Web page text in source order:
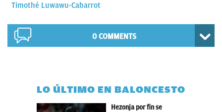
Timothé Luwawu-Cabarrot
0 COMMENTS
LO ÚLTIMO EN BALONCESTO
Hezonja por fin se